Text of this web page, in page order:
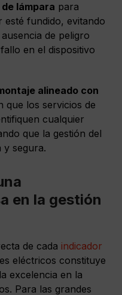
lámpara para
fundido, evitando
de peligro
en el dispositivo
alineado con
que los servicios de
cualquier
que la gestión del
y segura.
en la gestión
de cada indicador
eléctricos constituye
excelencia en la
Para las grandes